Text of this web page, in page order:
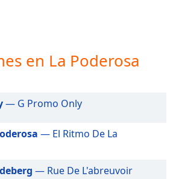
en La Poderosa
— G Promo Only
— El Ritmo De La
— Rue De L'abreuvoir